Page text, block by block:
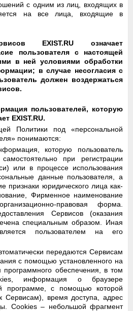
с одним из лиц, входящих в
на все лица, входящие в
EXIST.RU означает
пользователя с настоящей
в ней условиями обработки
в случае несогласия с
должен воздержаться
пользователей, которую
EXIST.RU.
Политики под «персональной
понимаются:
которую пользователь
при регистрации
или в процессе использования
данные пользователя, а
признаки юридического лица как-
Фирменное наименование
правовая форма.
Сервисов (оказания
специальным образом. Иная
пользователем на его
передаются Сервисам
с помощью установленного на
программного обеспечения, в том
информация о браузере
программе, с помощью которой
Сервисам), время доступа, адрес
Cookies – небольшой фрагмент